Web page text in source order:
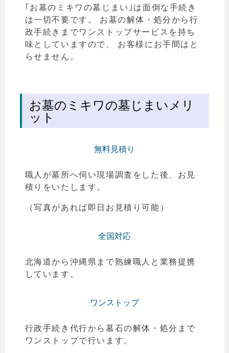
｢お墓のミキワの墓じまい｣は面倒な手続き
は一切不要です。 お墓の解体・処分から行
政手続きまでワンストップサービスを持ち
味としていますので、 お客様にお手間はと
らせません。
お墓のミキワの墓じまいメリ
ット
無料見積り
職人が墓所へ伺い現場調査をした後、お見
積りをいたします。
（写真があれば即日お見積り可能）
全国対応
北海道から沖縄県まで熟練職人と業務提携
しています。
ワンストップ
行政手続き代行から墓石の解体・処分まで
ワンストップで行います。